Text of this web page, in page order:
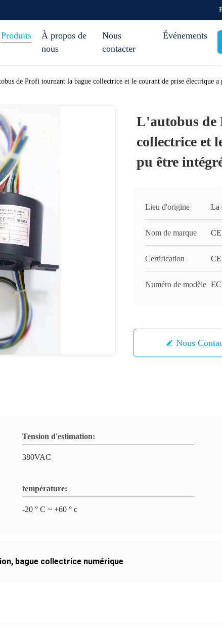
Produits
À propos de
nous
Nous
contacter
Événements
de Profi tournant la bague collectrice et le courant de prise électrique a
L'autobus de
collectrice et
pu être
Lieu d'origine La
Nom de marque
Certification
Numéro de modèle
Nous
Tension d'estimation:
380VAC
température:
-20 ° C ~ +60 ° c
, bague collectrice numérique